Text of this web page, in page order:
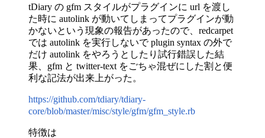
tDiary の gfm スタイルがプラグインに url を渡し
た時に autolink が動いてしまってプラグインが動
かないという現象の報告があったので、redcarpet
では autolink を実行しないで plugin syntax の外で
だけ autolink をやろうとしたり試行錯誤した結
果、gfm と twitter-text をごちゃ混ぜにした割と便
利な記法が出来上がった。
https://github.com/tdiary/tdiary-
core/blob/master/misc/style/gfm/gfm_style.rb
特徴は